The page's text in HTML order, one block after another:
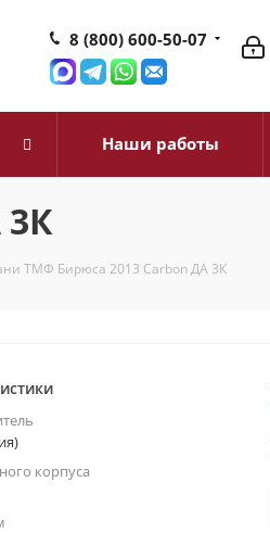
8 (800) 600-50-07
Наши работы
ТМФ Бирюса 2013 Carbon ДА 3К
корпуса